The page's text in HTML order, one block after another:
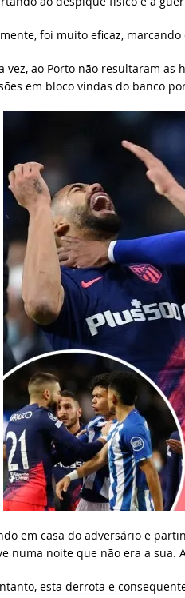
foi muito eficaz,
vez, ao Porto não resultaram
em bloco vindas do banco
em casa do adversário e
numa noite que não era a sua.
esta derrota e